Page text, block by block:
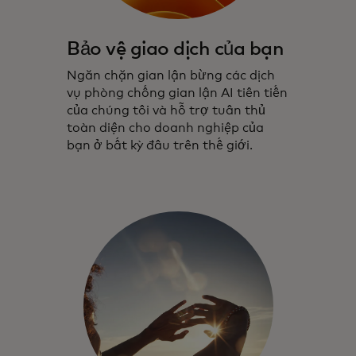
Bảo vệ giao dịch của bạn
Ngăn chặn gian lận bừng các dịch
vụ phòng chống gian lận AI tiên tiến
của chúng tôi và hỗ trợ tuân thủ
toàn diện cho doanh nghiệp của
bạn ở bất kỳ đâu trên thế giới.